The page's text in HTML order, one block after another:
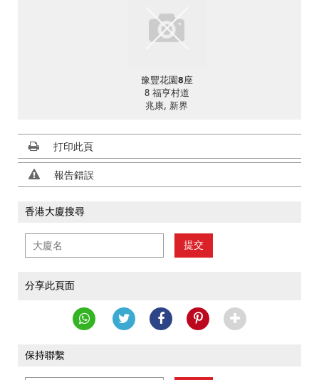
豫豐花園8座
8 福亨村道
兆康, 新界
打印此頁
報告錯誤
香港大廈搜尋
提交
分享此頁面
保持聯繫